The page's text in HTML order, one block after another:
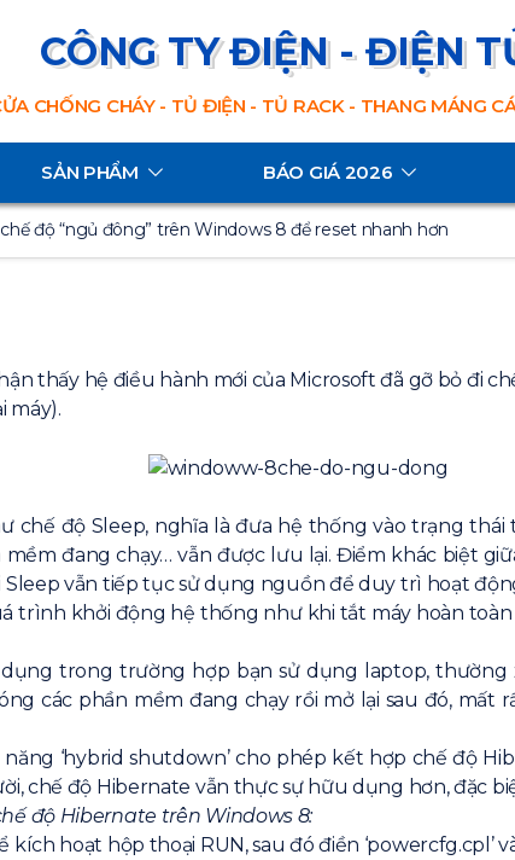
CÔNG TY ĐIỆN - ĐIỆN
CHỐNG CHÁY - TỦ ĐIỆN - TỦ RACK - THANG MÁNG
SẢN PHẨM BÁO GIÁ 2026
độ “ngủ đông” trên Windows 8 để reset nhanh hơn
thấy hệ điều hành mới của Microsoft đã gỡ bỏ đi
máy).
chế độ Sleep, nghĩa là đưa hệ thống vào trạng
đang chạy… vẫn được lưu lại. Điểm khác biệt
vẫn tiếp tục sử dụng nguồn để duy trì hoạt
trình khởi động hệ thống như khi tắt máy hoàn
trong trường hợp bạn sử dụng laptop,
các phần mềm đang chạy rồi mở lại sau đó,
‘hybrid shutdown’ cho phép kết hợp chế độ
chế độ Hibernate vẫn thực sự hữu dụng hơn, đặc
độ Hibernate trên Windows 8:
kích hoạt hộp thoại RUN, sau đó điền ‘powercfg.cpl’